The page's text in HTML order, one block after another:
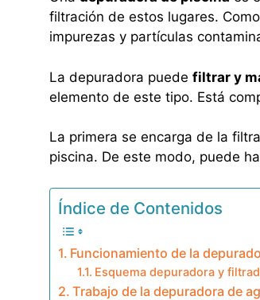
filtración de estos lugares.
impurezas y partículas
La depuradora puede filtrar y
elemento de este tipo. Está
La primera se encarga de la
piscina. De este modo, puede
Índice de Contenidos
Funcionamiento de la
Esquema depuradora y
Trabajo de la depuradora de